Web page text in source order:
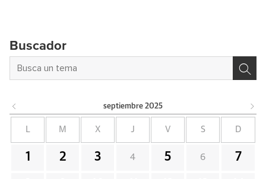
Buscador
septiembre 2025
L M X J V S D
1 2 3 4 5 6 7